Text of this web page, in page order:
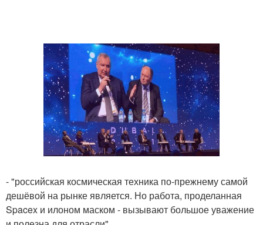
- "российская космическая техника по-прежнему самой
дешёвой на рынке является. Но работа, проделанная
Spacex и илоном маском - вызывают большое уважение